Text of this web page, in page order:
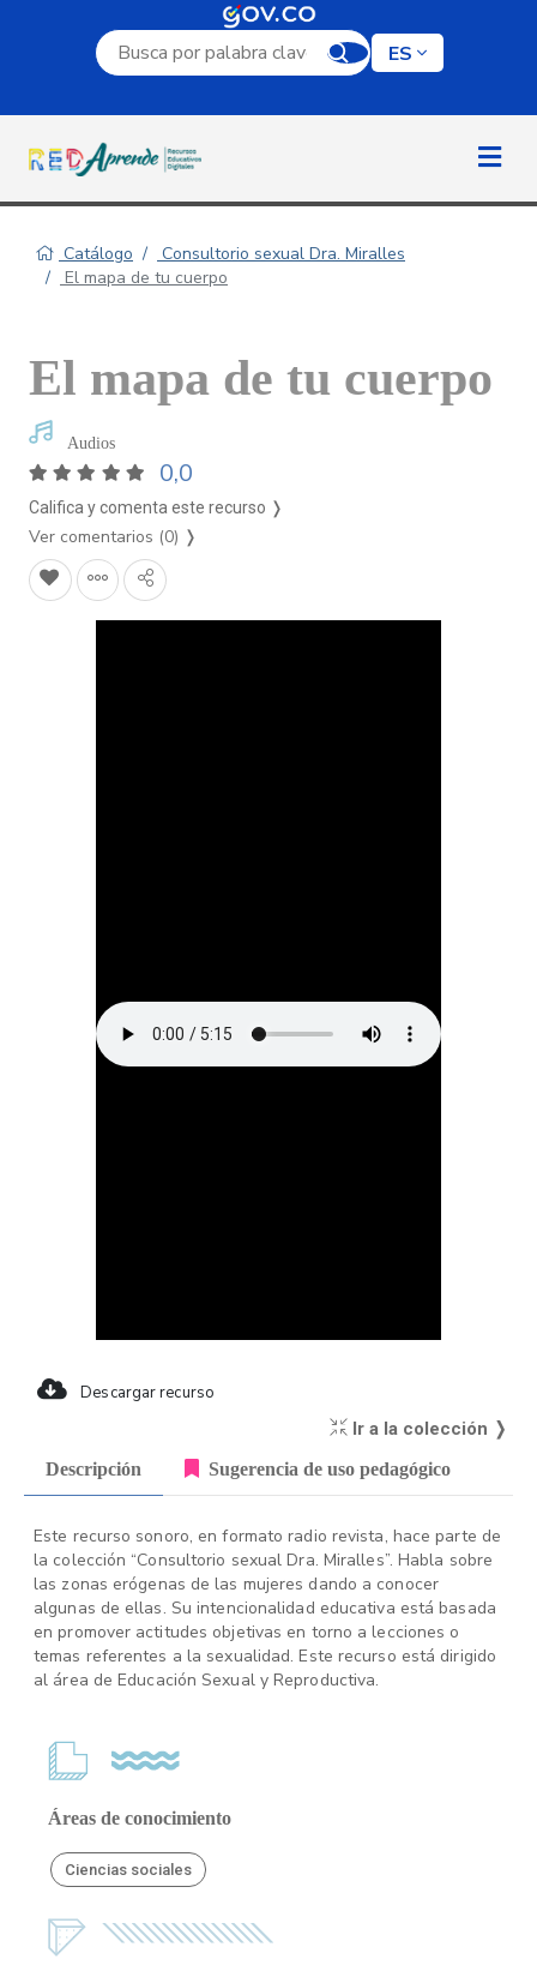
Campo de búsqueda por palabra clave
ES
Catálogo
Consultorio sexual Dra. Miralles
El mapa de tu cuerpo
El mapa de tu cuerpo
Audios
0,0
Califica y comenta este recurso ❭
Ver comentarios (0) ❭
Descargar recurso
Ir a la colección ❭
Descripción Sugerencia de uso pedagógico
Este recurso sonoro, en formato radio revista, hace parte de
la colección “Consultorio sexual Dra. Miralles”. Habla sobre
las zonas erógenas de las mujeres dando a conocer
algunas de ellas. Su intencionalidad educativa está basada
en promover actitudes objetivas en torno a lecciones o
temas referentes a la sexualidad. Este recurso está dirigido
al área de Educación Sexual y Reproductiva.
Áreas de conocimiento
Ciencias sociales